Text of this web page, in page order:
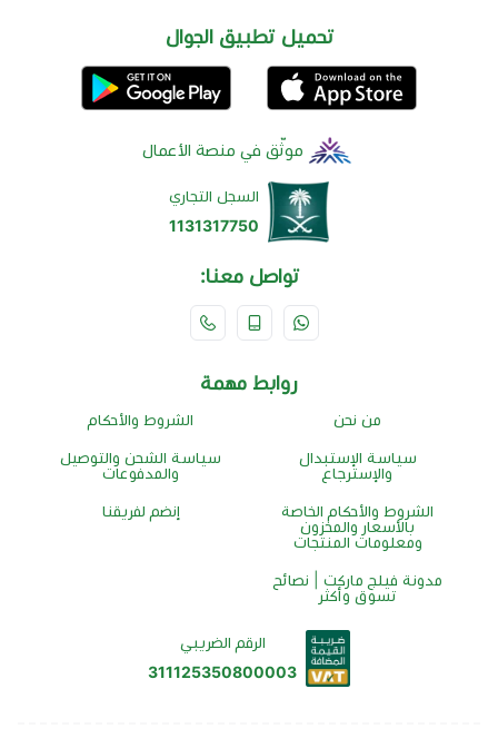
تحميل تطبيق الجوال
موثّق في منصة الأعمال
السجل التجاري
1131317750
تواصل معنا:
روابط مهمة
من نحن الشروط والأحكام
سياسة الإستبدال
والإسترجاع
سياسة الشحن والتوصيل
والمدفوعات
الشروط والأحكام الخاصة
بالأسعار والمخزون
ومعلومات المنتجات
إنضم لفريقنا
مدونة فيلج ماركت | نصائح
تسوق وأكثر
الرقم الضريبي
311125350800003